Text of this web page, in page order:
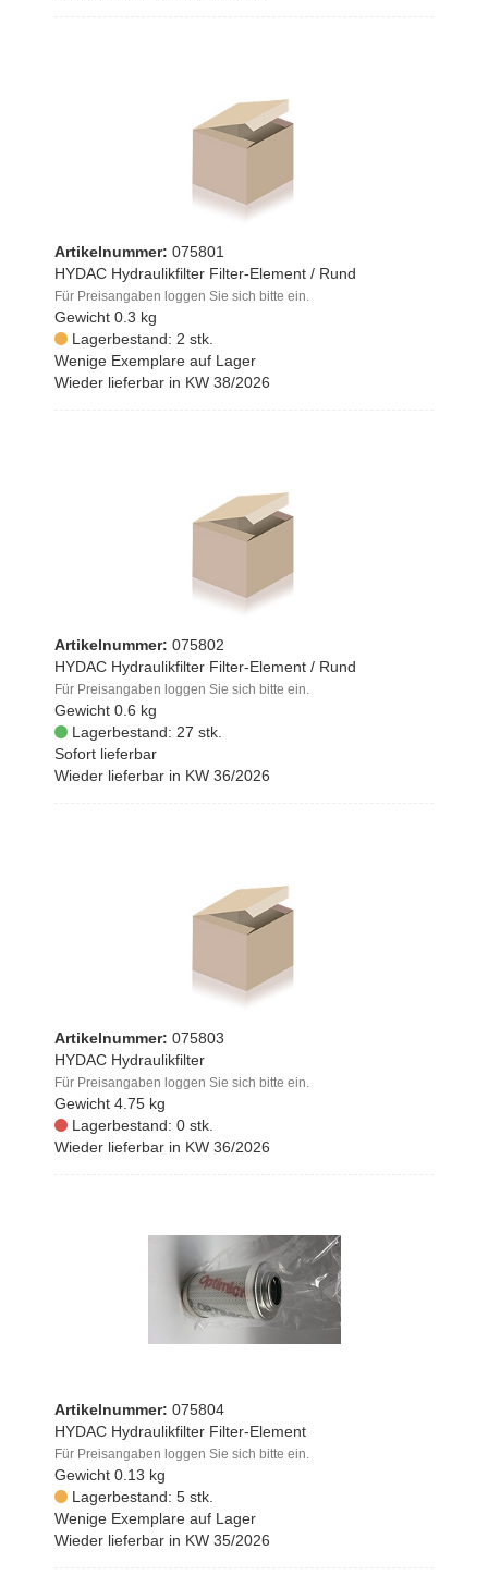
Artikelnummer: 075801
HYDAC Hydraulikfilter Filter-Element / Rund
Für Preisangaben loggen Sie sich bitte ein.
Gewicht 0.3 kg
Lagerbestand: 2 stk.
Wenige Exemplare auf Lager
Wieder lieferbar in KW 38/2026
Artikelnummer: 075802
HYDAC Hydraulikfilter Filter-Element / Rund
Für Preisangaben loggen Sie sich bitte ein.
Gewicht 0.6 kg
Lagerbestand: 27 stk.
Sofort lieferbar
Wieder lieferbar in KW 36/2026
Artikelnummer: 075803
HYDAC Hydraulikfilter
Für Preisangaben loggen Sie sich bitte ein.
Gewicht 4.75 kg
Lagerbestand: 0 stk.
Wieder lieferbar in KW 36/2026
Artikelnummer: 075804
HYDAC Hydraulikfilter Filter-Element
Für Preisangaben loggen Sie sich bitte ein.
Gewicht 0.13 kg
Lagerbestand: 5 stk.
Wenige Exemplare auf Lager
Wieder lieferbar in KW 35/2026